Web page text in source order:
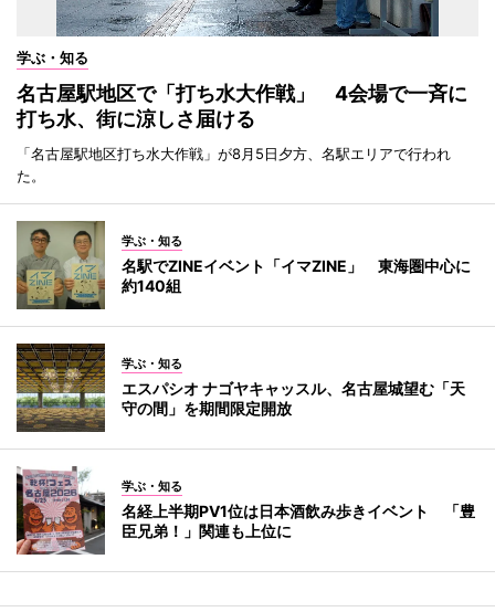
学ぶ・知る
名古屋駅地区で「打ち水大作戦」 4会場で一斉に
打ち水、街に涼しさ届ける
「名古屋駅地区打ち水大作戦」が8月5日夕方、名駅エリアで行われ
た。
学ぶ・知る
名駅でZINEイベント「イマZINE」 東海圏中心に
約140組
学ぶ・知る
エスパシオ ナゴヤキャッスル、名古屋城望む「天
守の間」を期間限定開放
学ぶ・知る
名経上半期PV1位は日本酒飲み歩きイベント 「豊
臣兄弟！」関連も上位に